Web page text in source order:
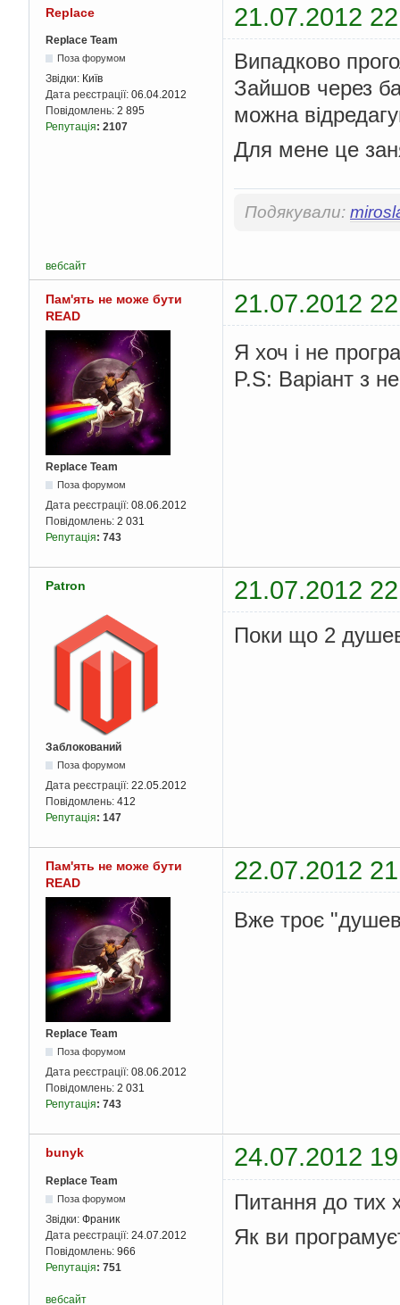
Replace 21.07.2012
Replace Team
Поза форумом
Звідки: Київ
Дата реєстрації: 06.04.2012
Повідомлень: 2 895
Репутація: 2107
Випадково
Зайшов через
можна
Для мене це
Подякували:
вебсайт
Пам'ять не може бути
READ
21.07.2012
Replace Team
Поза форумом
Дата реєстрації: 08.06.2012
Повідомлень: 2 031
Репутація: 743
Я хоч і не
P.S: Варіант з
Patron 21.07.2012
Заблокований
Поза форумом
Дата реєстрації: 22.05.2012
Повідомлень: 412
Репутація: 147
Поки що 2
Пам'ять не може бути
READ
22.07.2012
Replace Team
Поза форумом
Дата реєстрації: 08.06.2012
Повідомлень: 2 031
Репутація: 743
Вже троє
bunyk 24.07.2012
Replace Team
Поза форумом
Звідки: Франик
Дата реєстрації: 24.07.2012
Повідомлень: 966
Репутація: 751
Питання до тих
Як ви
вебсайт